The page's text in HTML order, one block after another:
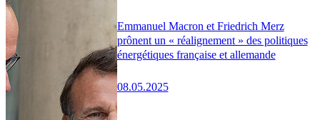
Emmanuel Macron et Friedrich Merz
prônent un « réalignement » des politiques
énergétiques française et allemande
08.05.2025